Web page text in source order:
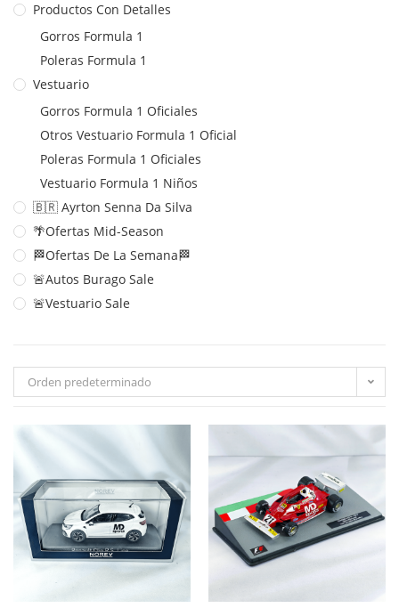
Productos Con Detalles
Gorros Formula 1
Poleras Formula 1
Vestuario
Gorros Formula 1 Oficiales
Otros Vestuario Formula 1 Oficial
Poleras Formula 1 Oficiales
Vestuario Formula 1 Niños
🇧🇷 Ayrton Senna Da Silva
🌴Ofertas Mid-Season
🏁Ofertas De La Semana🏁
🚨Autos Burago Sale
🚨Vestuario Sale
Orden predeterminado